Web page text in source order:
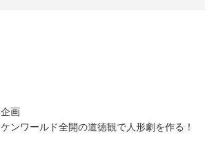
画
ンワールド全開の道徳観で人形劇を作る！